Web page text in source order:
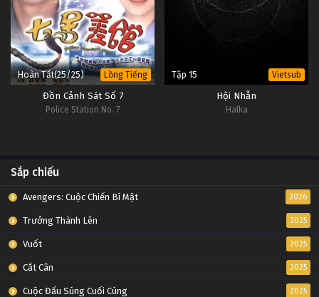
Hoàn Tất(25/25) Lồng Tiếng
Đồn Cảnh Sát Số 7
Police Station No. 7
Tập 15 Vietsub
Hội Nhẫn
Halka
Sắp chiếu
Avengers: Cuộc Chiến Bí Mật 2026
Trưởng Thành Lên 2025
Vuốt 2025
Cắt Cân 2025
Cuộc Đấu Súng Cuối Cùng 2025